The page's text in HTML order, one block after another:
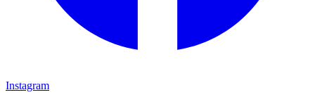
Instagram